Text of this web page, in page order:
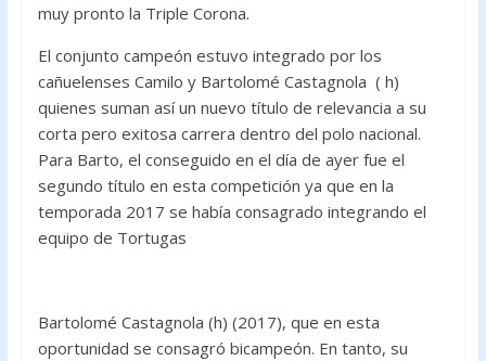
muy pronto la Triple Corona.
El conjunto campeón estuvo integrado por los
cañuelenses Camilo y Bartolomé Castagnola ( h)
quienes suman así un nuevo título de relevancia a su
corta pero exitosa carrera dentro del polo nacional.
Para Barto, el conseguido en el día de ayer fue el
segundo título en esta competición ya que en la
temporada 2017 se había consagrado integrando el
equipo de Tortugas
Bartolomé Castagnola (h) (2017), que en esta
oportunidad se consagró bicampeón. En tanto, su